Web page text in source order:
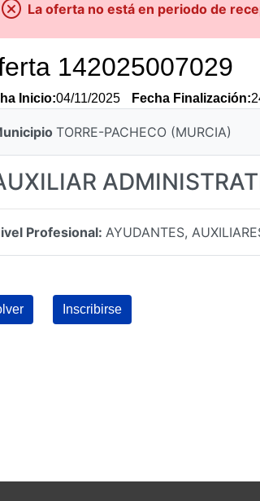
La oferta no está en periodo de
142025007029
Inicio:04/11/2025 Fecha Finalización:
TORRE-PACHECO (MURCIA)
Profesional: AYUDANTES,
Inscribirse